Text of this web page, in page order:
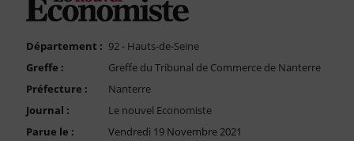
Compte PRO
Département : 92 - Hauts-de-Seine
Greffe :
Greffe du Tribunal de Commerce de Nanterre
Préfecture :
Nanterre
Journal :
Le nouvel Economiste
Parue le :
Vendredi 19 Novembre 2021